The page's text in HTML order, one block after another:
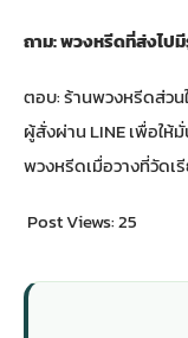
ถาม: พวงหรีดที่ส่งไป
ตอบ: ร้านพวงหรีดส่ว
ผู้สั่งผ่าน LINE เพื่อให้
พวงหรีดเมื่อวางที่วัดเ
Post Views:25